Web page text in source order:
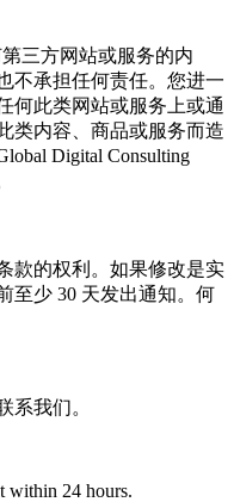
三方网站或服务的内
不承担任何责任。您进一
何此类网站或服务上或通
类内容、商品或服务而造
Digital Consulting
款的权利。如果修改是实
至少 30 天发出通知。何
系我们。
within 24 hours.